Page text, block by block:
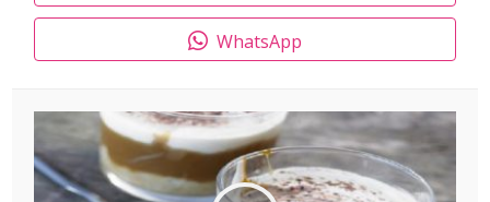
WhatsApp